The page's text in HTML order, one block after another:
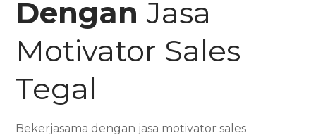
DenganJasa
Motivator Sales
Tegal
Bekerjasama dengan jasa motivator sales